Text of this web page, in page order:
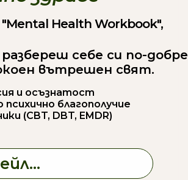
Health Workbook",
себе си по-добре
вътрешен свят.
и осъзнатост
благополучие
(CBT, DBT, EMDR)